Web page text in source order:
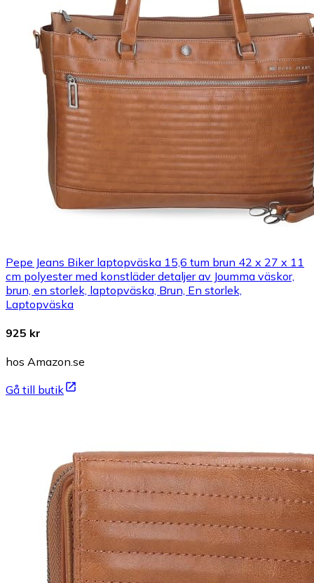
Pepe Jeans Biker laptopväska 15,6 tum brun 42 x 27 x 11
cm polyester med konstläder detaljer av Joumma väskor,
brun, en storlek, laptopväska, Brun, En storlek,
Laptopväska
925 kr
hos Amazon.se
Gå till butik